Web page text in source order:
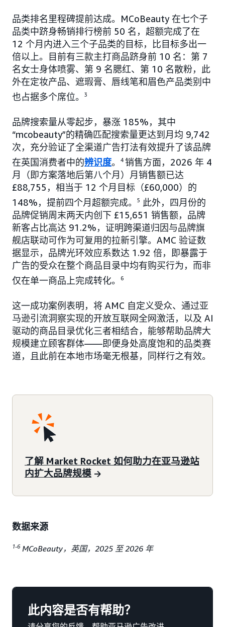
品类排名里程碑提前达成。MCoBeauty 在七个子
品类中跻身畅销排行榜前 50 名，超额完成了在
12 个月内进入三个子品类的目标，比目标多出一
倍以上。目前有三款主打商品跻身前 10 名：第 7
名女士身体喷雾、第 9 名腮红、第 10 名散粉，此
外在定妆产品、遮瑕膏、唇线笔和眉色产品类别中
也占据多个席位。
3
品牌搜索量从零起步，暴涨 185%，其中
“mcobeauty”的精确匹配搜索量更达到月均 9,742
次，充分验证了全渠道广告打法有效提升了该品牌
在英国消费者中的辨识度。 4 销售方面，2026 年 4
月（即方案落地后第八个月）月销售额已达
£88,755，相当于 12 个月目标（£60,000）的
148%，提前四个月超额完成。
5
此外，四月份的
品牌促销周末两天内创下 £15,651 销售额，品牌
新客占比高达 91.2%，证明跨渠道归因与品牌旗
舰店联动可作为可复用的拉新引擎。AMC 验证数
据显示，品牌光环效应系数达 1.92 倍，即暴露于
广告的受众在整个商品目录中均有购买行为，而非
仅在单一商品上完成转化。
6
这一成功案例表明，将 AMC 自定义受众、通过亚
马逊引流洞察实现的开放互联网全网激活，以及 AI
驱动的商品目录优化三者相结合，能够帮助品牌大
规模建立顾客群体——即便身处高度饱和的品类赛
道，且此前在本地市场毫无根基，同样行之有效。
了解 Market Rocket 如何助力在亚马逊站
内扩大品牌规模
数据来源
1-6 MCoBeauty，英国，2025 至 2026 年
此内容是否有帮助？